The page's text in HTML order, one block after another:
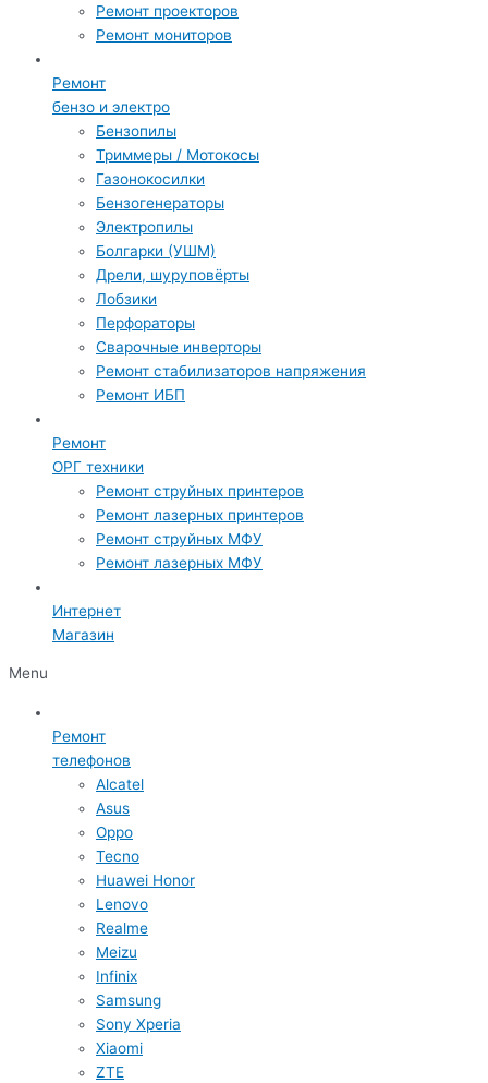
Ремонт проекторов
Ремонт мониторов
Ремонт
бензо и электро
Бензопилы
Триммеры / Мотокосы
Газонокосилки
Бензогенераторы
Электропилы
Болгарки (УШМ)
Дрели, шуруповёрты
Лобзики
Перфораторы
Сварочные инверторы
Ремонт стабилизаторов напряжения
Ремонт ИБП
Ремонт
ОРГ техники
Ремонт струйных принтеров
Ремонт лазерных принтеров
Ремонт струйных МФУ
Ремонт лазерных МФУ
Интернет
Магазин
Menu
Ремонт
телефонов
Alcatel
Asus
Oppo
Tecno
Huawei Honor
Lenovo
Realme
Meizu
Infinix
Samsung
Sony Xperia
Xiaomi
ZTE